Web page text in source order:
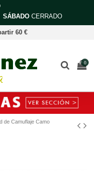
SÁBADOCERRADO
60 €
0
de Camuflaje Camo